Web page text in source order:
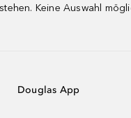
Keine Auswahl
Douglas App